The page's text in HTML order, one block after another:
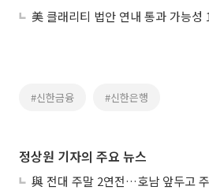
#신한금융 #신한은행
정상원 기자의 주요 뉴스
與 전대 주말 2연전…호남 앞두고